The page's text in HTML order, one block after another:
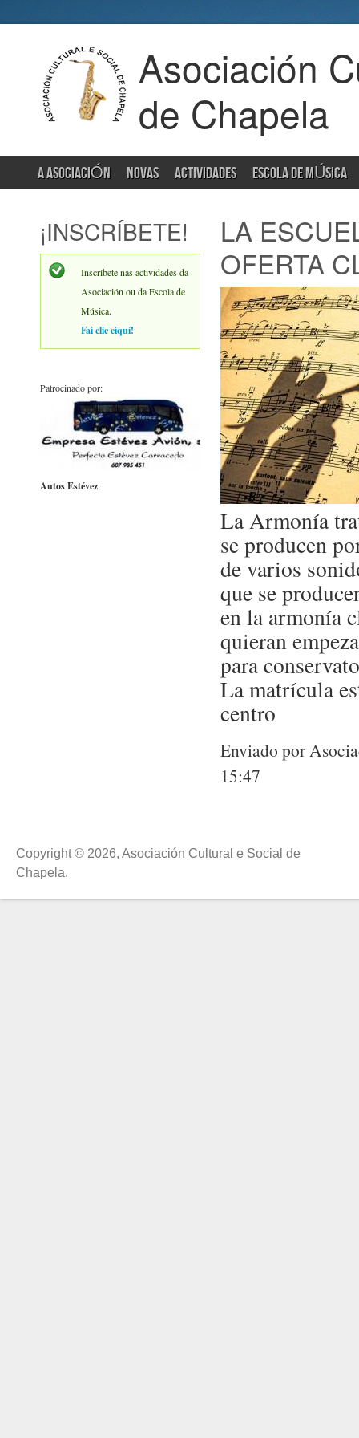
Asociación
de Chapela
A ASOCIACIÓN NOVAS ACTIVIDADES ESCOLA DE MÚSICA
¡INSCRÍBETE!
Inscríbete nas actividades da
Asociación ou da Escola de
Música.
Fai clic eiquí!
Patrocinado por:
Autos Estévez
LA
OFERTA
La Armonía
se producen
de varios
que se
en la armonía
quieran
para
La matrícula
centro
Enviado por
15:47
Copyright © 2026, Asociación Cultural e Social de
Chapela.